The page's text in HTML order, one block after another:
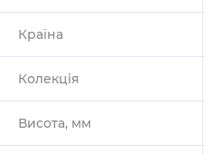
Країна
Колекція
Висота, мм